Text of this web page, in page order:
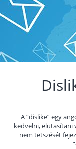
A “dislike” egy
kedvelni, elutasítani
nem tetszését